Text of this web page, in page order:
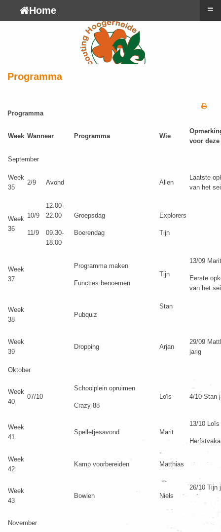
Programma
Programma
Week Wanneer Programma Wie
voor deze
September
Week
35
2/9 Avond Allen
Laatste
van het
Week
36
10/9
11/9
12.00-
22.00
09.30-
18.00
Groepsdag
Boerendag
Explorers
Tijn
Week
37
Programma maken
Functies benoemen
Tijn
13/09
Eerste
van het
Week
38
Pubquiz
Stan
Week
39
Dropping Arjan
29/09
jarig
Oktober
Week
40
07/10
Schoolplein opruimen
Crazy 88
Loïs 4/10 Stan
Week
41
Spelletjesavond Marit
13/10 Loïs
Week
42
Kamp voorbereiden Matthias
Week
43
Bowlen Niels
26/10 Tijn
November
Home ≡